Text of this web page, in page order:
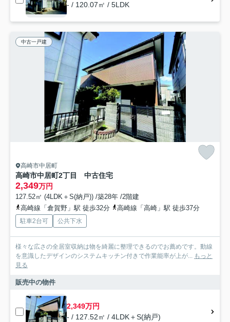
- / 120.07㎡ / 5LDK
中古一戸建
高崎市中居町
高崎市中居町2丁目 中古住宅
2,349万円
127.52㎡ (4LDK＋S(納戸)) /築28年 /2階建
高崎線「倉賀野」駅 徒歩32分
高崎線「高崎」駅 徒歩37分
駐車2台可 公共下水
様々な広さの全居室収納は物を綺麗に整理できるのでお薦めです。動線
を意識したデザインのシステムキッチン付きで作業能率が上が... もっと
見る
販売中の物件
2,349万円
- / 127.52㎡ / 4LDK＋S(納戸)